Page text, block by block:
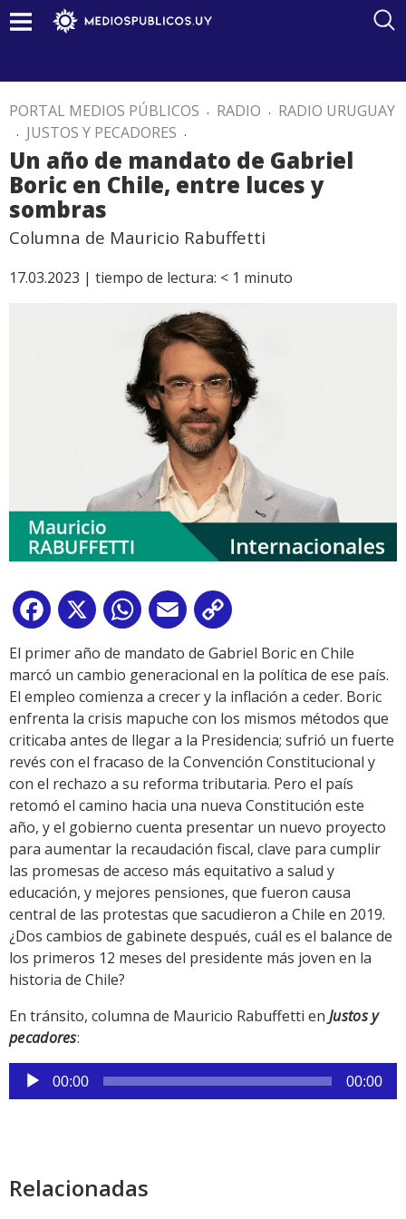
PORTAL MEDIOS PÚBLICOS . RADIO . RADIO URUGUAY
. JUSTOS Y PECADORES .
Un año de mandato de Gabriel
Boric en Chile, entre luces y
sombras
Columna de Mauricio Rabuffetti
17.03.2023 | tiempo de lectura: < 1 minuto
Facebook
X WhatsApp
Email
Link
El primer año de mandato de Gabriel Boric en Chile
marcó un cambio generacional en la política de ese país.
El empleo comienza a crecer y la inflación a ceder. Boric
enfrenta la crisis mapuche con los mismos métodos que
criticaba antes de llegar a la Presidencia; sufrió un fuerte
revés con el fracaso de la Convención Constitucional y
con el rechazo a su reforma tributaria. Pero el país
retomó el camino hacia una nueva Constitución este
año, y el gobierno cuenta presentar un nuevo proyecto
para aumentar la recaudación fiscal, clave para cumplir
las promesas de acceso más equitativo a salud y
educación, y mejores pensiones, que fueron causa
central de las protestas que sacudieron a Chile en 2019.
¿Dos cambios de gabinete después, cuál es el balance de
los primeros 12 meses del presidente más joven en la
historia de Chile?
En tránsito, columna de Mauricio Rabuffetti en Justos y
pecadores:
Reproductor
de
00:00 00:00
Relacionadas